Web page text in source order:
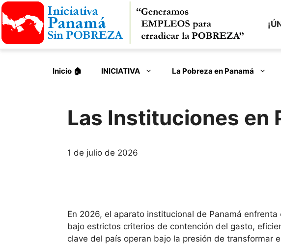
Saltar
al
contenido
Inicio 🏠︎ INICIATIVA La Pobreza en Panamá
Las Instituciones en
1 de julio de 2026
En 2026, el aparato institucional de Panamá
bajo estrictos criterios de contención del gasto,
clave del país operan bajo la presión de transformar